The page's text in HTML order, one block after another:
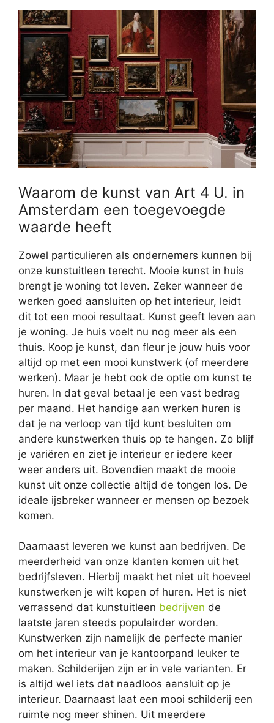
Waarom de kunst van Art 4 U. in
Amsterdam een toegevoegde
waarde heeft
Zowel particulieren als ondernemers kunnen bij
onze kunstuitleen terecht. Mooie kunst in huis
brengt je woning tot leven. Zeker wanneer de
werken goed aansluiten op het interieur, leidt
dit tot een mooi resultaat. Kunst geeft leven aan
je woning. Je huis voelt nu nog meer als een
thuis. Koop je kunst, dan fleur je jouw huis voor
altijd op met een mooi kunstwerk (of meerdere
werken). Maar je hebt ook de optie om kunst te
huren. In dat geval betaal je een vast bedrag
per maand. Het handige aan werken huren is
dat je na verloop van tijd kunt besluiten om
andere kunstwerken thuis op te hangen. Zo blijf
je variëren en ziet je interieur er iedere keer
weer anders uit. Bovendien maakt de mooie
kunst uit onze collectie altijd de tongen los. De
ideale ijsbreker wanneer er mensen op bezoek
komen.
Daarnaast leveren we kunst aan bedrijven. De
meerderheid van onze klanten komen uit het
bedrijfsleven. Hierbij maakt het niet uit hoeveel
kunstwerken je wilt kopen of huren. Het is niet
verrassend dat kunstuitleen bedrijven de
laatste jaren steeds populairder worden.
Kunstwerken zijn namelijk de perfecte manier
om het interieur van je kantoorpand leuker te
maken. Schilderijen zijn er in vele varianten. Er
is altijd wel iets dat naadloos aansluit op je
interieur. Daarnaast laat een mooi schilderij een
ruimte nog meer shinen. Uit meerdere